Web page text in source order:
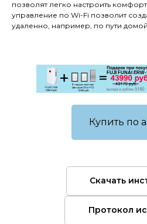
позволят легко настроить
управление по Wi-Fi позволит
удаленно, например, по пути
FUJI FUNAI ERW-
Купить по
Скачать
Протокол